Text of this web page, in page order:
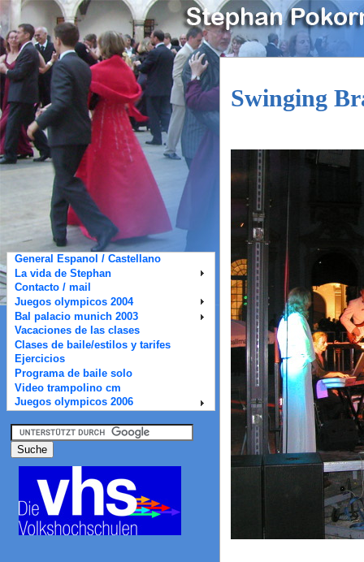
Swinging
General Espanol / Castellano
La vida de Stephan
Contacto / mail
Juegos olympicos 2004
Bal palacio munich 2003
Vacaciones de las clases
Clases de baile/estilos y tarifes
Ejercicios
Programa de baile solo
Video trampolino cm
Juegos olympicos 2006